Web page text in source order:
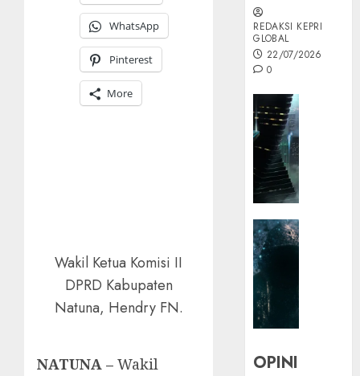
WhatsApp
Pinterest
More
Wakil Ketua Komisi II
DPRD Kabupaten
Natuna, Hendry FN.
NATUNA – Wakil
REDAKSI KEPRI
GLOBAL
22/07/2026
0
OPINI